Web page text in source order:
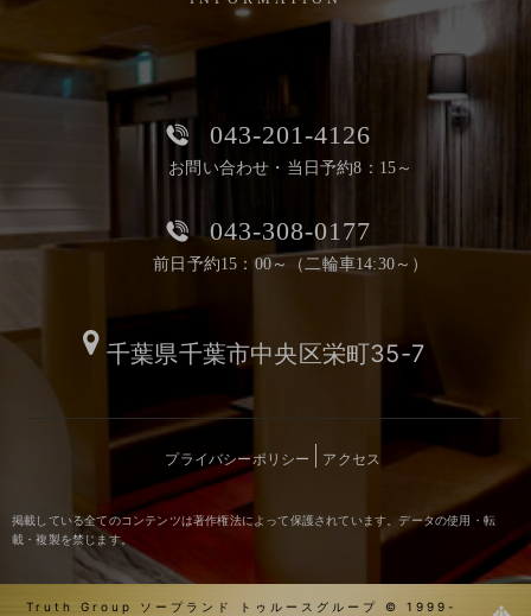
043-201-4126
お問い合わせ・当日予約8：15～
043-308-0177
前日予約15：00～（二輪車14:30～）
千葉県千葉市中央区栄町35-7
プライバシーポリシー アクセス
掲載している全てのコンテンツは著作権法によって保護されています。データの使用・転
載・複製を禁じます。
Truth Group ソープランド トゥルースグループ © 1999-